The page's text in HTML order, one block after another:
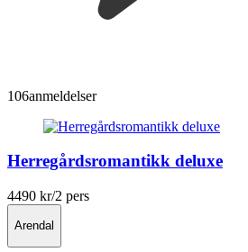
106anmeldelser
Herregårdsromantikk deluxe
4490 kr/2 pers
Arendal